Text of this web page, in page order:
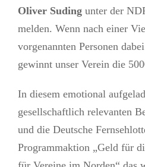
Oliver Suding unter der
melden. Wenn nach einer
vorgenannten Personen
gewinnt unser Verein die
In diesem emotional
gesellschaftlich relevanten
und die Deutsche
Programmaktion „Geld für